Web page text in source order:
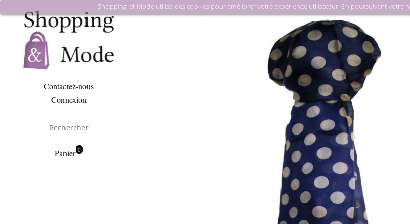
Contactez-nous
Connexion
Panier 0
Shopping-et-Mode utilise des cookies pour améliorer votre expérience utilisateur. En poursuivant votre